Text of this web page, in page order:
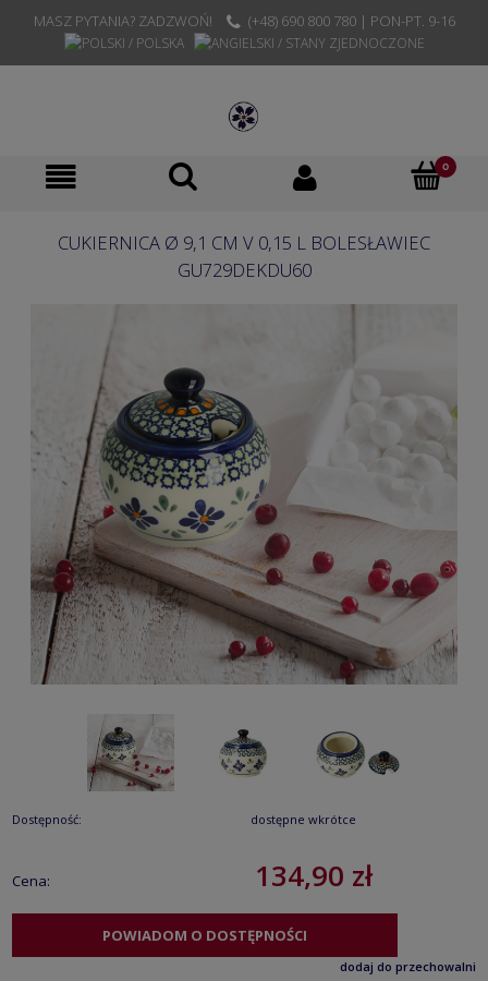
MASZ PYTANIA? ZADZWOŃ! (+48) 690 800 780 | PON-PT. 9-16
CUKIERNICA Ø 9,1 CM V 0,15 L BOLESŁAWIEC
GU729DEKDU60
Dostępność: dostępne wkrótce
Cena: 134,90 zł
POWIADOM O DOSTĘPNOŚCI
dodaj do przechowalni